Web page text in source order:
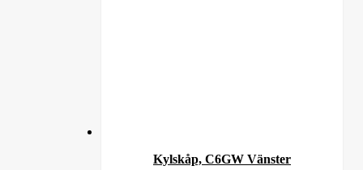
Kylskåp, C6GW Vänster